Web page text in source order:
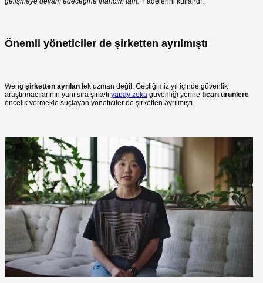
Önemli yöneticiler de şirketten ayrılmıştı
Weng şirketten ayrılan tek uzman değil. Geçtiğimiz yıl içinde güvenlik
araştırmacılarının yanı sıra şirketi yapay zeka güvenliği yerine ticari ürünlere
öncelik vermekle suçlayan yöneticiler de şirketten ayrılmıştı.